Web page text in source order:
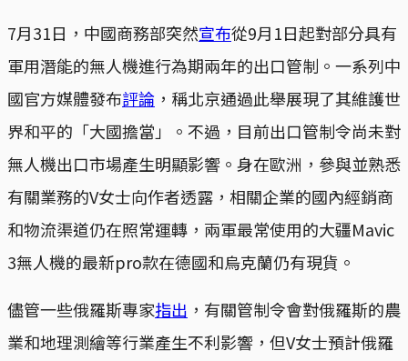
7月31日，中國商務部突然宣布從9月1日起對部分具有
軍用潛能的無人機進行為期兩年的出口管制。一系列中
國官方媒體發布評論 ，稱北京通過此舉展現了其維護世
界和平的「大國擔當」。不過，目前出口管制令尚未對
無人機出口市場產生明顯影響。身在歐洲，參與並熟悉
有關業務的V女士向作者透露，相關企業的國內經銷商
和物流渠道仍在照常運轉，兩軍最常使用的大疆Mavic
3無人機的最新pro款在德國和烏克蘭仍有現貨。
儘管一些俄羅斯專家指出 ，有關管制令會對俄羅斯的農
業和地理測繪等行業產生不利影響，但V女士預計俄羅